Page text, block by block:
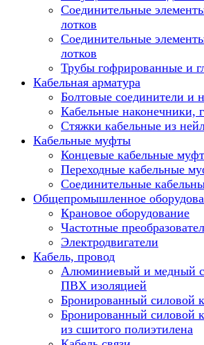
Соединительные
лотков
Соединительные
лотков
Трубы гофрированные и
Кабельная арматура
Болтовые соединители и
Кабельные наконечники,
Стяжки кабельные из
Кабельные муфты
Концевые кабельные
Переходные кабельные
Соединительные
Общепромышленное
Крановое оборудование
Частотные
Электродвигатели
Кабель, провод
Алюминиевый и медный
ПВХ изоляцией
Бронированный силовой
Бронированный силовой
из сшитого полиэтилена